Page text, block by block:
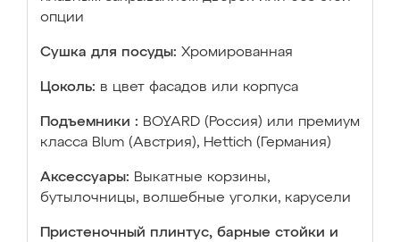
опции
Сушка для посуды: Хромированная
Цоколь: в цвет фасадов или корпуса
Подъемники : BOYARD (Россия) или премиум
класса Blum (Австрия), Hettich (Германия)
Аксессуары: Выкатные корзины,
бутылочницы, волшебные уголки, карусели
Пристеночный плинтус, барные стойки и